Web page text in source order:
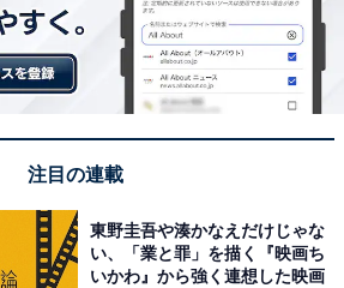
ゆき プロフィール
ュー、エンタメトピックスなどを中
で執筆中のライター。時々、店舗
事も担当。All AboutおよびAll
注目の連載
東野圭吾や湊かなえだけじゃな
い、「業と罪」を描く『映画ち
いかわ』から強く連想した映画